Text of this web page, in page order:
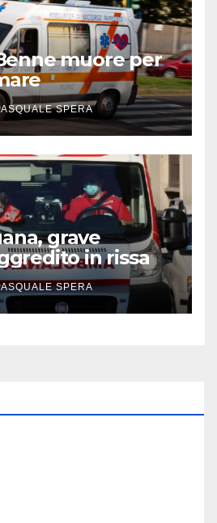
muore per
SPERA
grave
in rissa
SPERA